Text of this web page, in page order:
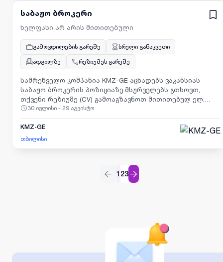
საბაჟო ბროკერი
ხელფასი არ არის მითითებული
გამოცდილების გარეშე
სრული განაკვეთი
ადგილზე
რეზიუმეს გარეშე
სამრეწველო კომპანია KMZ-GE აცხადებს ვაკანსიას
საბაჟო ბროკერის პოზიციაზე.მსურველებს გთხოვთ,
თქვენი რეზიუმე (CV) გამოაგზავნოთ მითითებულ ელ.
ფოსტაზე:HR@kmz.geშესაბამისი ვაკანსიის
საათებში)მდებარეობა: თბილისი,
საბურთალოდამატებითი მოთხოვნა: რუსული ენის ცოდნა
30 ივლისი - 29 აგვისტო
KMZ-GE
თბილისი
1 23